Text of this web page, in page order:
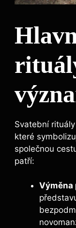
Svatební
které
společnou
patří:
Výměna